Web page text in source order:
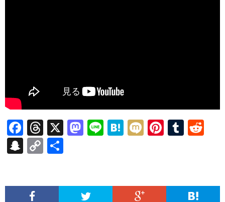
F
ac
e
o
T
hr
ea
X
M
o
Li H
a
M Pi
t
T
r
t
S
pc
C